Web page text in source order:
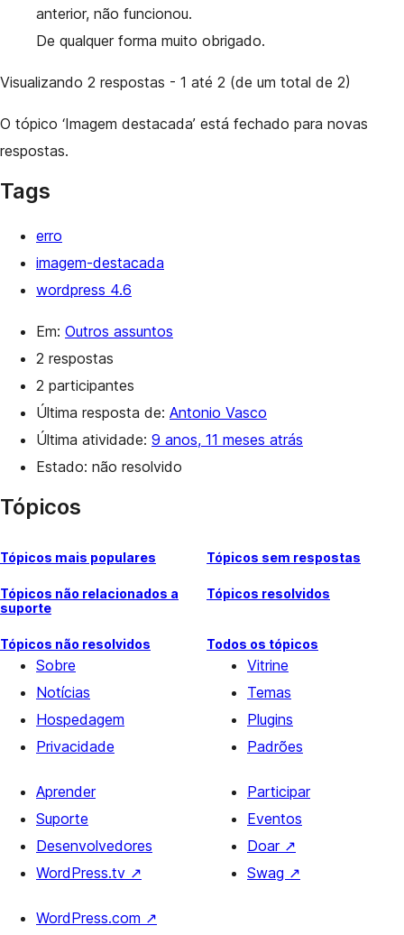
anterior, não funcionou.
De qualquer forma muito obrigado.
Visualizando 2 respostas - 1 até 2 (de um total de 2)
O tópico ‘Imagem destacada’ está fechado para novas
respostas.
Tags
erro
imagem-destacada
wordpress 4.6
Em: Outros assuntos
2 respostas
2 participantes
Última resposta de: Antonio Vasco
Última atividade: 9 anos, 11 meses atrás
Estado: não resolvido
Tópicos
Tópicos mais populares Tópicos sem respostas
Tópicos não relacionados a
suporte
Tópicos resolvidos
Tópicos não resolvidos Todos os tópicos
Sobre
Notícias
Hospedagem
Privacidade
Vitrine
Temas
Plugins
Padrões
Aprender
Suporte
Desenvolvedores
WordPress.tv ↗
Participar
Eventos
Doar ↗
Swag ↗
WordPress.com ↗